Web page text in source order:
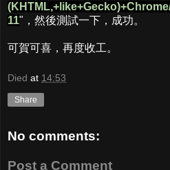
11"，然後測試一下，成功。
可賀可喜，再度收工。
Died at 14:53
Share
No comments:
Post a Comment